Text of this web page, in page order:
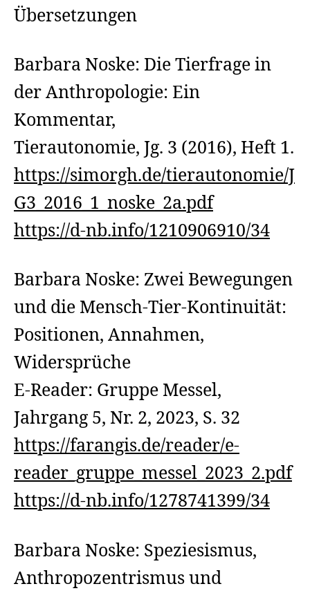
Übersetzungen
Barbara Noske: Die Tierfrage in
der Anthropologie: Ein
Kommentar,
Tierautonomie, Jg. 3 (2016), Heft 1.
https://simorgh.de/tierautonomie/J
G3_2016_1_noske_2a.pdf
https://d-nb.info/1210906910/34
Barbara Noske: Zwei Bewegungen
und die Mensch-Tier-Kontinuität:
Positionen, Annahmen,
Widersprüche
E-Reader: Gruppe Messel,
Jahrgang 5, Nr. 2, 2023, S. 32
https://farangis.de/reader/e-
reader_gruppe_messel_2023_2.pdf
https://d-nb.info/1278741399/34
Barbara Noske: Speziesismus,
Anthropozentrismus und